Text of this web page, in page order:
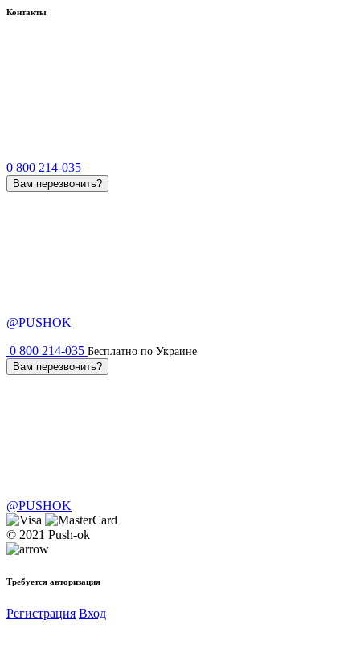
Контакты
0 800 214-035
Вам перезвонить?
@PUSHOK
0 800 214-035 Бесплатно по Украине
Вам перезвонить?
@PUSHOK
© 2021 Push-ok
Требуется авторизация
Регистрация Вход